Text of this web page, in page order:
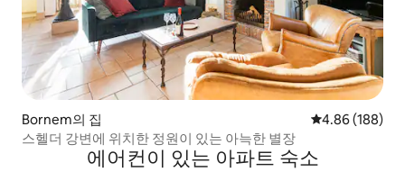
Bornem의 집 평점 4.86점(5
4.86 (188)
스헬더 강변에 위치한 정원이 있는 아늑한 별장
에어컨이 있는 아파트 숙소